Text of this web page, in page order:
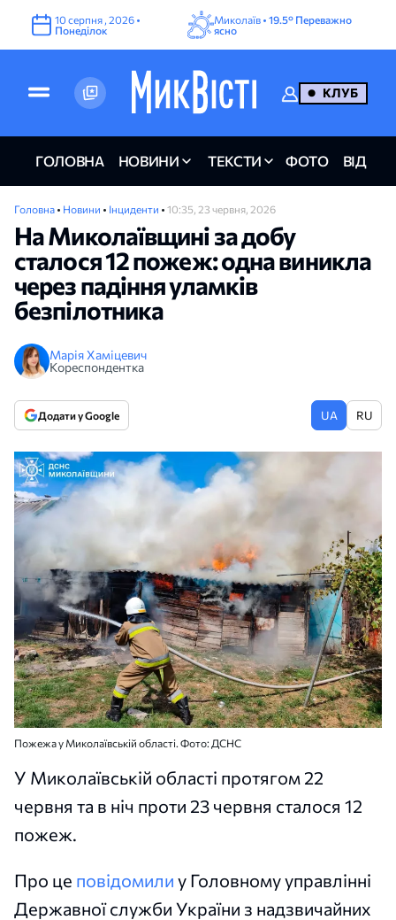
10серпня ,2026 •
Понеділок
Миколаїв •19.5° Переважно
ясно
КЛУБ
ГОЛОВНА НОВИНИ ТЕКСТИ ФОТО ВІДЕО
Головна • Новини • Інциденти • 10:35, 23 червня, 2026
На Миколаївщині за добу
сталося 12 пожеж: одна виникла
через падіння уламків
безпілотника
Марія Хаміцевич
Кореспондентка
Додати у Google UA RU
Пожежа у Миколаївській області. Фото: ДСНС
У Миколаївській області протягом 22
червня та в ніч проти 23 червня сталося 12
пожеж.
Про це повідомили у Головному управлінні
Державної служби України з надзвичайних